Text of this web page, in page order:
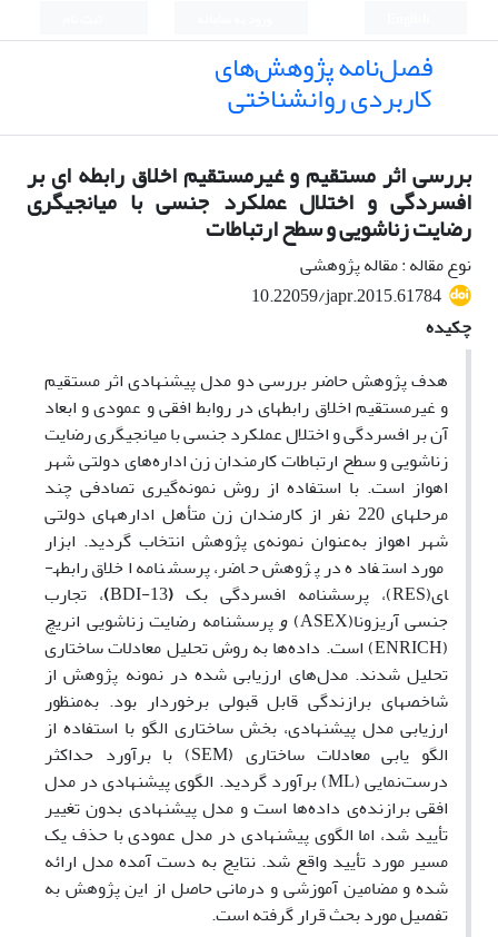
فصل‌نامه پژوهش‌های
کاربردی روانشناختی
بررسی اثر مستقیم و غیرمستقیم اخلاق رابطه ای بر
افسردگی و اختلال عملکرد جنسی با میانجیگری
رضایت زناشویی و سطح ارتباطات
نوع مقاله : مقاله پژوهشی
10.22059/japr.2015.61784
چکیده
هدف پژوهش حاضر بررسی دو مدل پیشنهادی اثر مستقیم
و غیرمستقیم اخلاق رابطه­ای در روابط افقی و عمودی و ابعاد
آن بر افسردگی و اختلال عملکرد جنسی با میانجی­گری رضایت
زناشویی و سطح ارتباطات کارمندان زن اداره‌های دولتی شهر
اهواز است. با استفاده از روش نمونه‌گیری تصادفی چند
مرحله­ای 220 نفر از کارمندان زن متأهل اداره­های دولتی
شهر اهواز به‌عنوان نمونه‌ی پژوهش انتخاب گردید. ابزار
مورد استفاده در پژوهش حاضر، پرسشنامه اخلاق رابطه­
ای(RES)، پرسشنامه افسردگی بک
(
BDI-13
)، تجارب
جنسی آریزونا(ASEX)
وپرسشنامه رضایت زناشویی انریچ
(ENRICH) است. داده‌ها به روش تحلیل معادلات ساختاری
تحلیل شدند. مدل‌های ارزیابی شده در نمونه پژوهش از
شاخص­های برازندگی قابل قبولی برخوردار بود. به‌منظور
ارزیابی مدل پیشنهادی، بخش ساختاری الگو با استفاده از
الگو یابی معادلات ساختاری (SEM) با برآورد حداکثر
درست‌نمایی (ML) برآورد گردید. الگوی پیشنهادی در مدل
افقی برازنده‌ی داده‌ها است و مدل پیشنهادی بدون تغییر
تأیید شد، اما الگوی پیشنهادی در مدل عمودی با حذف یک
مسیر مورد تأیید واقع شد. نتایج به دست آمده مدل­ ارائه
شده و مضامین آموزشی و درمانی حاصل از این پژوهش به
تفصیل مورد بحث قرار گرفته است.